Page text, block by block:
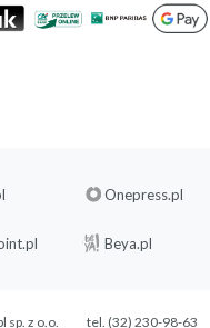
Onepress.pl
Beya.pl
sp. z o.o. tel. (32) 230-98-63